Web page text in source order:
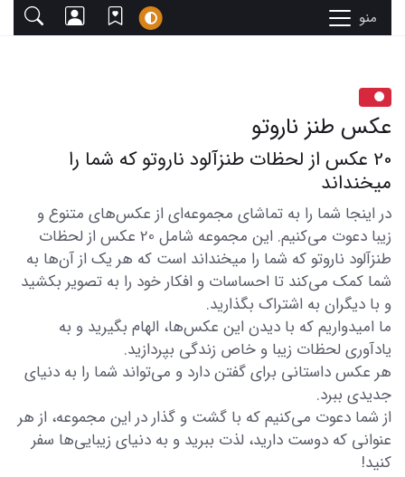
منو
عکس طنز ناروتو
20 عکس از لحظات طنزآلود ناروتو که شما را
میخنداند
در اینجا شما را به تماشای مجموعه‌ای از عکس‌های متنوع و
زیبا دعوت می‌کنیم. این مجموعه شامل 20 عکس از لحظات
طنزآلود ناروتو که شما را میخنداند است که هر یک از آن‌ها به
شما کمک می‌کند تا احساسات و افکار خود را به تصویر بکشید
و با دیگران به اشتراک بگذارید.
ما امیدواریم که با دیدن این عکس‌ها، الهام بگیرید و به
یادآوری لحظات زیبا و خاص زندگی بپردازید.
هر عکس داستانی برای گفتن دارد و می‌تواند شما را به دنیای
جدیدی ببرد.
از شما دعوت می‌کنیم که با گشت و گذار در این مجموعه، از هر
عنوانی که دوست دارید، لذت ببرید و به دنیای زیبایی‌ها سفر
کنید!